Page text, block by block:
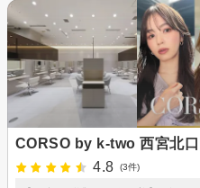
CORSO by k-two 西宮北口
4.8
(3件)